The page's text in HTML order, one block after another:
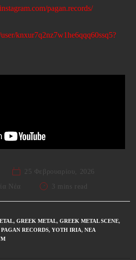
pagan.records/
knxur7q2nz7w1he6qqq60ssq5?
25 Φεβρουαρίου, 2026
Νέα
3 mins read
, GREEK METAL, GREEK METAL SCENE,
PAGAN RECORDS, YOTH IRIA, ΝΈΑ